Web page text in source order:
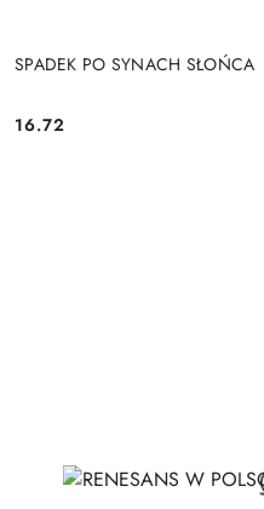
SPADEK PO SYNACH SŁOŃCA
Cena:
16.72